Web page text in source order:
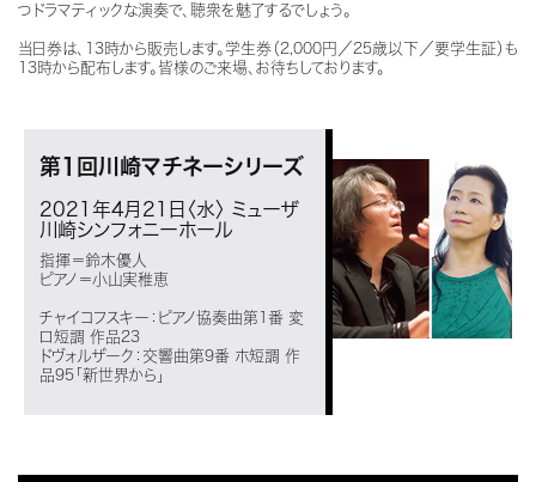
つドラマティックな演奏で、聴衆を魅了するでしょう。
当日券は、13時から販売します。学生券（2,000円／25歳以下／要学生証）も
13時から配布します。皆様のご来場、お待ちしております。
第1回川崎マチネーシリーズ
2021年4月21日〈水〉 ミューザ
川崎シンフォニーホール
指揮＝鈴木優人
ピアノ＝小山実稚恵
チャイコフスキー：ピアノ協奏曲第1番 変
ロ短調 作品23
ドヴォルザーク：交響曲第9番 ホ短調 作
品95「新世界から」